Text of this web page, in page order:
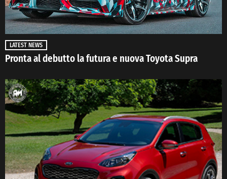
LATEST NEWS
Pronta al debutto la futura e nuova Toyota Supra